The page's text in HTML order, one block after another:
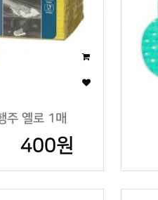
주 옐로 1매
400원